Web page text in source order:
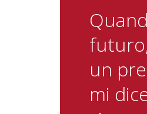
un
mi